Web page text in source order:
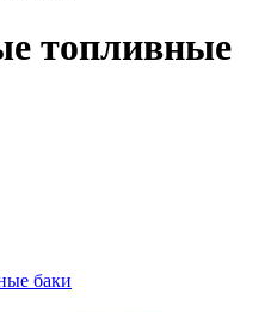
топливные
баки